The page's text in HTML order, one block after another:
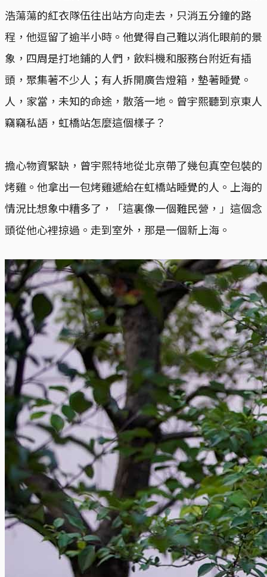
浩蕩蕩的紅衣隊伍往出站方向走去，只消五分鐘的路
程，他逗留了逾半小時。他覺得自己難以消化眼前的景
象，四周是打地鋪的人們，飲料機和服務台附近有插
頭，聚集著不少人；有人拆開廣告燈箱，墊著睡覺。
人，家當，未知的命途，散落一地。曾宇熙聽到京東人
竊竊私語，虹橋站怎麼這個樣子？
擔心物資緊缺，曾宇熙特地從北京帶了幾包真空包裝的
烤雞。他拿出一包烤雞遞給在虹橋站睡覺的人。上海的
情況比想象中糟多了，「這裏像一個難民營，」這個念
頭從他心裡掠過。走到室外，那是一個新上海。